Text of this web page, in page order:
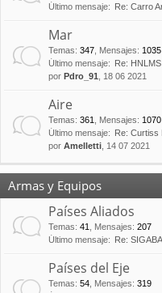
Último mensaje:
Re: Carro
Mar
Temas: 347 Mensajes: 1035
Último mensaje:
Re:
por Pdro_91 , 18 06 2021
Aire
Temas: 361 Mensajes: 1070
Último mensaje:
Re: Curtiss
por Amelletti , 14 07 2021
Armas y Equipos
Países Aliados
Temas: 41 Mensajes: 207
Último mensaje:
Re:
Países del Eje
Temas: 54 Mensajes: 319